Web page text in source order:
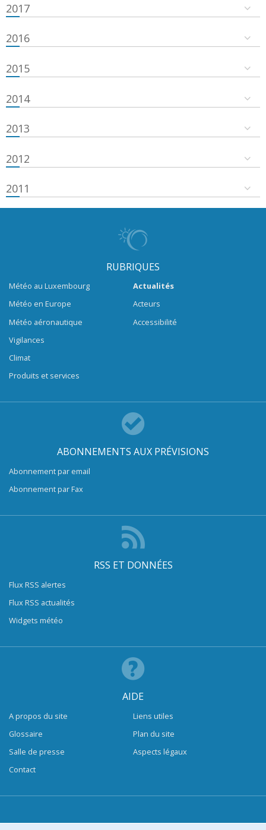
2017
2016
2015
2014
2013
2012
2011
RUBRIQUES
Météo au Luxembourg
Météo en Europe
Météo aéronautique
Vigilances
Climat
Produits et services
Actualités
Acteurs
Accessibilité
ABONNEMENTS AUX PRÉVISIONS
Abonnement par email
Abonnement par Fax
RSS ET DONNÉES
Flux RSS alertes
Flux RSS actualités
Widgets météo
AIDE
A propos du site
Glossaire
Salle de presse
Contact
Liens utiles
Plan du site
Aspects légaux